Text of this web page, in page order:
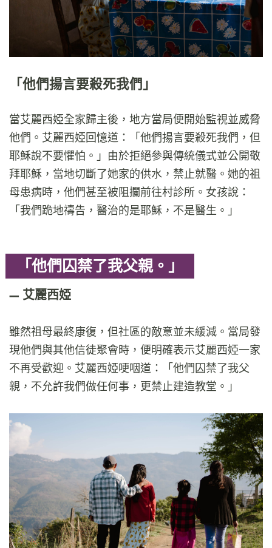
「他們揚言要殺死我們」
當艾麗西婭全家歸主後，地方當局便開始監視並威脅
他們。艾麗西婭回憶道：「他們揚言要殺死我們，但
耶穌說不要懼怕。」由於拒絕參與傳統儀式並公開敬
拜耶穌，當地切斷了她家的供水，禁止就醫。她的祖
母患病時，他們甚至被阻攔前往村診所。女孩說：
「我們跪地禱告，醫治的是耶穌，不是醫生。」
「他們囚禁了我父親。」
艾麗西婭
雖然祖母最終康復，但社區的敵意並未緩減。當局發
現他們與其他信徒聚會時，便明確表示艾麗西婭一家
不再受歡迎。艾麗西婭哽咽道：「他們囚禁了我父
親，不允許我們做任何事，更禁止建造教堂。」